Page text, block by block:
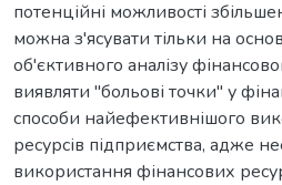
потенційні можливості
можна з'ясувати тільки на
об'єктивного аналізу
виявляти "больові точки" у
способи найефективнішого
ресурсів підприємства, адже
використання фінансових